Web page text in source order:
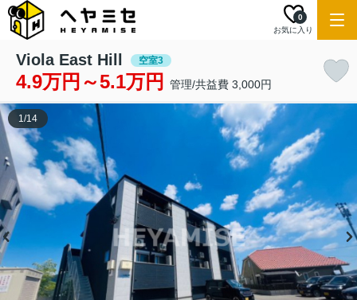
お気に入り
0
Viola East Hill 空室3
4.9万円～5.1万円 管理/共益費 3,000円
1/14